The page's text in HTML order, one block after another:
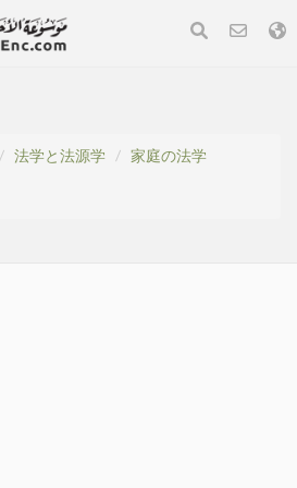
法学と法源学
家庭の法学